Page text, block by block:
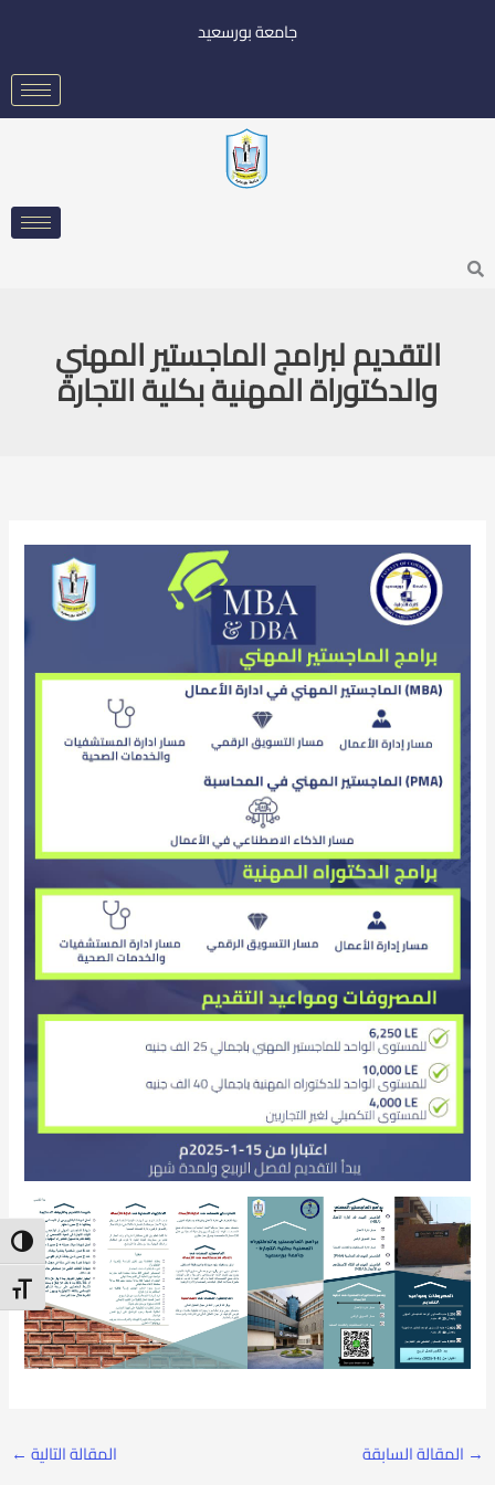
Size
جامعة بورسعيد
Search
التقديم لبرامج الماجستير المهني
والدكتوراة المهنية بكلية التجارة
→ المقالة السابقة المقالة التالية ←